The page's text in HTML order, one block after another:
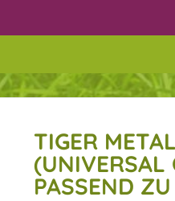
TIGER
(UNIVERSAL
PASSEND